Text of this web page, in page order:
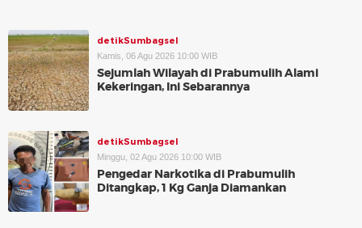
detikSumbagsel
Kamis, 06 Agu 2026 10:00 WIB
Sejumlah Wilayah di Prabumulih Alami
Kekeringan, Ini Sebarannya
detikSumbagsel
Minggu, 02 Agu 2026 10:00 WIB
Pengedar Narkotika di Prabumulih
Ditangkap, 1 Kg Ganja Diamankan